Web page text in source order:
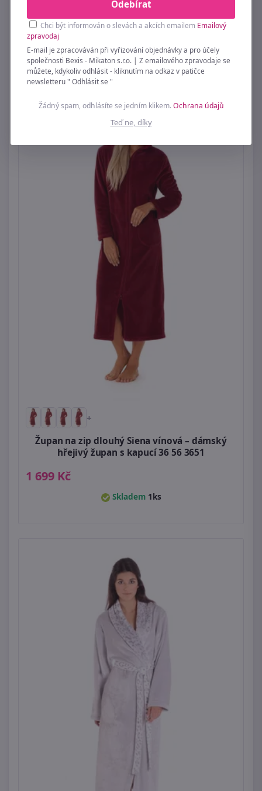
1 599 Kč
+
Župan na zip dlouhý Siena vínová – dámský
hřejivý župan s kapucí 36 56 3651
1 699 Kč
Skladem 1ks
Odebírat
Chci být informován o slevách a akcích emailem Emailový
zpravodaj
E-mail je zpracováván při vyřizování objednávky a pro účely
společnosti Bexis - Mikaton s.r.o. | Z emailového zpravodaje se
můžete, kdykoliv odhlásit - kliknutím na odkaz v patičce
newsletteru " Odhlásit se "
Žádný spam, odhlásíte se jedním klikem.Ochrana údajů
Teď ne, díky